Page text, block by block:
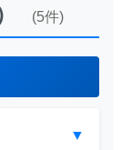
(5件)
▼